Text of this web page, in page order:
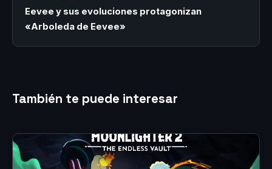
Eevee y sus evoluciones protagonizan
«Arboleda de Eevee»
También te puede interesar